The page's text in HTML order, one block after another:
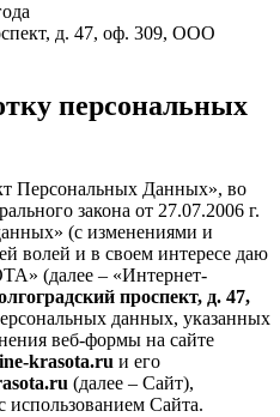
д. 47, оф. 309, ООО
персональных
Персональных Данных», во
закона от 27.07.2006 г.
(с изменениями и
волей и в своем интересе даю
(далее – «Интернет-
проспект, д. 47,
данных, указанных
веб-формы на сайте
krasota.ru и его
(далее – Сайт),
использованием Сайта.